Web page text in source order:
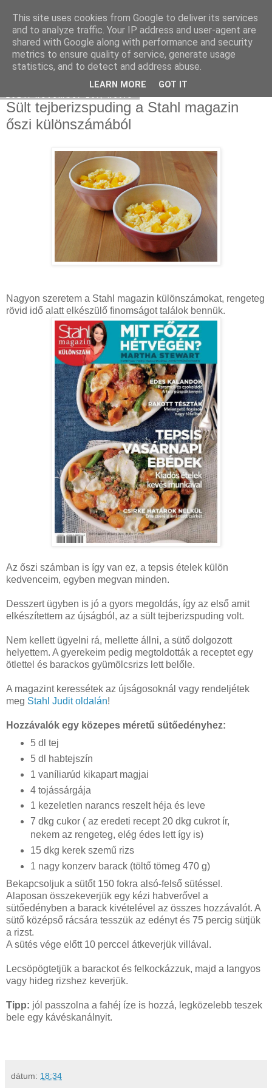
Moha Konyha
Sült tejberizspuding a Stahl magazin
őszi különszámából
Nagyon szeretem a Stahl magazin különszámokat, rengeteg
rövid idő alatt elkészülő finomságot találok bennük.
Az őszi számban is így van ez, a tepsis ételek külön
kedvenceim, egyben megvan minden.
Desszert ügyben is jó a gyors megoldás, így az első amit
elkészítettem az újságból, az a sült tejberizspuding volt.
Nem kellett ügyelni rá, mellette állni, a sütő dolgozott
helyettem. A gyerekeim pedig megtoldották a receptet egy
ötlettel és barackos gyümölcsrizs lett belőle.
A magazint keressétek az újságosoknál vagy rendeljétek
meg Stahl Judit oldalán!
Hozzávalók egy közepes méretű sütőedényhez:
5 dl tej
5 dl habtejszín
1 vaníliarúd kikapart magjai
4 tojássárgája
1 kezeletlen narancs reszelt héja és leve
7 dkg cukor ( az eredeti recept 20 dkg cukrot ír,
nekem az rengeteg, elég édes lett így is)
15 dkg kerek szemű rizs
1 nagy konzerv barack (töltő tömeg 470 g)
Bekapcsoljuk a sütőt 150 fokra alsó-felső sütéssel.
Alaposan összekeverjük egy kézi habverővel a
sütőedényben a barack kivételével az összes hozzávalót. A
sütő középső rácsára tesszük az edényt és 75 percig sütjük
a rizst.
A sütés vége előtt 10 perccel átkeverjük villával.
Lecsöpögtetjük a barackot és felkockázzuk, majd a langyos
vagy hideg rizshez keverjük.
Tipp: jól passzolna a fahéj íze is hozzá, legközelebb teszek
bele egy kávéskanálnyit.
dátum: 18:34
This site uses cookies from Google to deliver its services
and to analyze traffic. Your IP address and user-agent are
shared with Google along with performance and security
metrics to ensure quality of service, generate usage
statistics, and to detect and address abuse.
LEARN MORE GOT IT